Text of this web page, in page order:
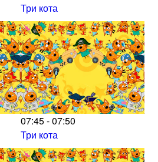
Три кота
07:45 - 07:50
Три кота